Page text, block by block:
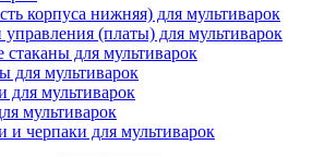
корпуса нижняя) для мультиварок
(платы) для мультиварок
для мультиварок
для мультиварок
мультиварок
мультиварок
и черпаки для мультиварок